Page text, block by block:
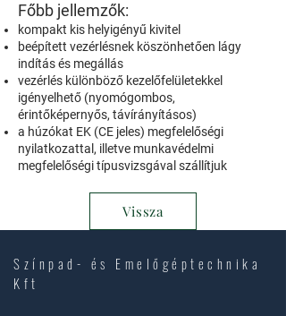
Főbb jellemzők:
kompakt kis helyigényű kivitel
beépített vezérlésnek köszönhetően lágy
indítás és megállás
vezérlés különböző kezelőfelületekkel
igényelhető (nyomógombos,
érintőképernyős, távírányításos)
a húzókat EK (CE jeles) megfelelőségi
nyilatkozattal, illetve munkavédelmi
megfelelőségi típusvizsgával szállítjuk
Vissza
Színpad- és Emelőgéptechnika
Kft